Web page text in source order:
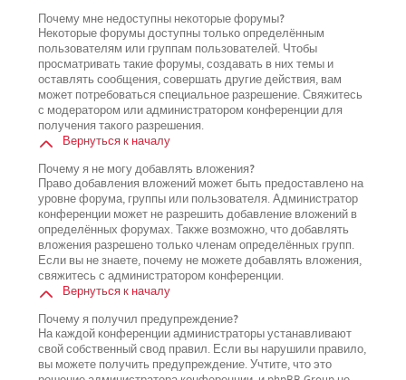
Почему мне недоступны некоторые форумы?
Некоторые форумы доступны только определённым
пользователям или группам пользователей. Чтобы
просматривать такие форумы, создавать в них темы и
оставлять сообщения, совершать другие действия, вам
может потребоваться специальное разрешение. Свяжитесь
с модератором или администратором конференции для
получения такого разрешения.
Вернуться к началу
Почему я не могу добавлять вложения?
Право добавления вложений может быть предоставлено на
уровне форума, группы или пользователя. Администратор
конференции может не разрешить добавление вложений в
определённых форумах. Также возможно, что добавлять
вложения разрешено только членам определённых групп.
Если вы не знаете, почему не можете добавлять вложения,
свяжитесь с администратором конференции.
Вернуться к началу
Почему я получил предупреждение?
На каждой конференции администраторы устанавливают
свой собственный свод правил. Если вы нарушили правило,
вы можете получить предупреждение. Учтите, что это